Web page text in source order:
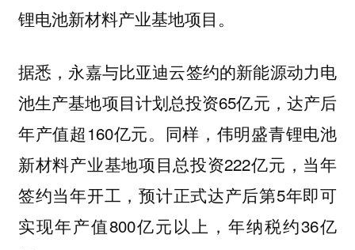
锂电池新材料产业基地项目。
据悉，永嘉与比亚迪云签约的新能源动力电
池生产基地项目计划总投资65亿元，达产后
年产值超160亿元。同样，伟明盛青锂电池
新材料产业基地项目总投资222亿元，当年
签约当年开工，预计正式达产后第5年即可
实现年产值800亿元以上，年纳税约36亿